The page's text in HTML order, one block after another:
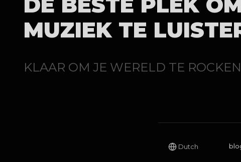
MUZIEK TE
KLAAR OM JE WERELD TE
Dutch